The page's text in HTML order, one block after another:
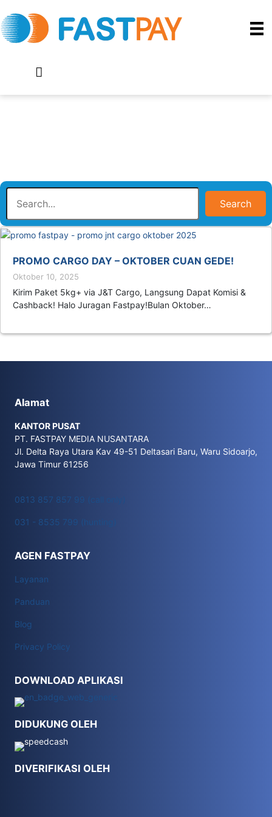
Search
PROMO CARGO DAY – OKTOBER CUAN GEDE!
Oktober 10, 2025
Kirim Paket 5kg+ via J&T Cargo, Langsung Dapat Komisi &
Cashback! Halo Juragan Fastpay!Bulan Oktober…
Alamat
KANTOR PUSAT
PT. FASTPAY MEDIA NUSANTARA
Jl. Delta Raya Utara Kav 49-51 Deltasari Baru, Waru Sidoarjo,
Jawa Timur 61256
0813 857 857 99 (call only)
031 - 8535 799 (hunting)
AGEN FASTPAY
Layanan
Panduan
Blog
Privacy Policy
DOWNLOAD APLIKASI
DIDUKUNG OLEH
DIVERIFIKASI OLEH